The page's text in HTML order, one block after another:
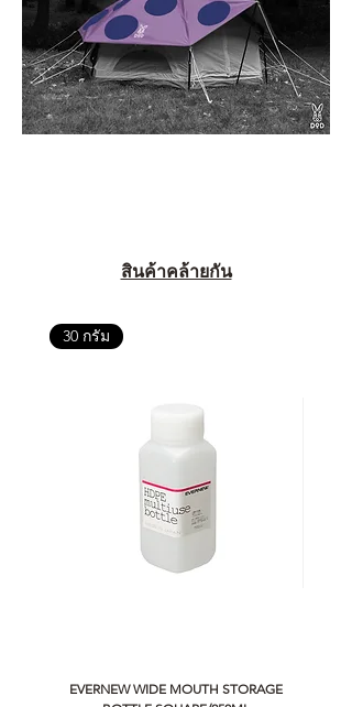
สินค้าคล้ายกัน
30 กรัม
EVERNEW WIDE MOUTH STORAGE